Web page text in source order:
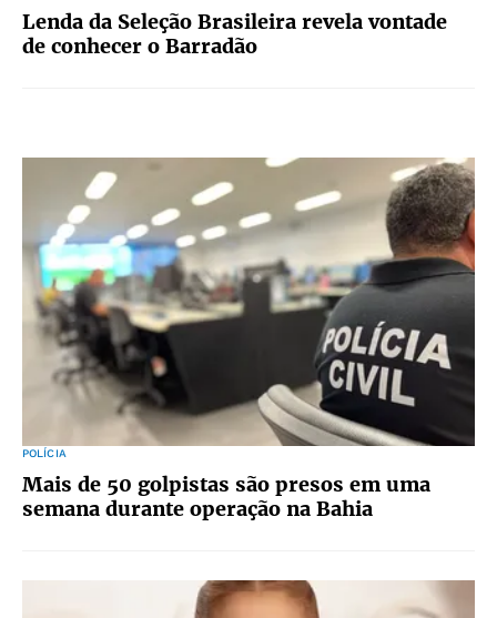
Lenda da Seleção Brasileira revela vontade
de conhecer o Barradão
POLÍCIA
Mais de 50 golpistas são presos em uma
semana durante operação na Bahia